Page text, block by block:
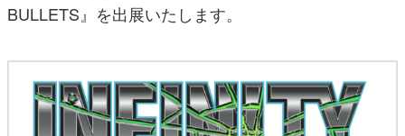
BULLETS』を出展いたします。